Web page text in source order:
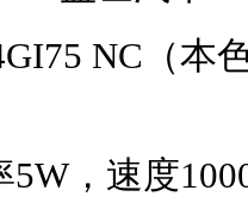
NC（本
，速度